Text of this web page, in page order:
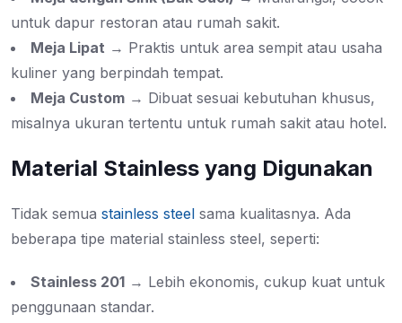
untuk dapur restoran atau rumah sakit.
Meja Lipat → Praktis untuk area sempit atau usaha
kuliner yang berpindah tempat.
Meja Custom → Dibuat sesuai kebutuhan khusus,
misalnya ukuran tertentu untuk rumah sakit atau hotel.
Material Stainless yang Digunakan
Tidak semua stainless steel sama kualitasnya. Ada
beberapa tipe material stainless steel, seperti:
Stainless 201 → Lebih ekonomis, cukup kuat untuk
penggunaan standar.